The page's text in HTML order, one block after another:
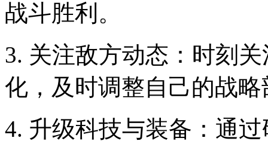
战斗胜利。
3. 关注敌方动态：时刻
化，及时调整自己的战
4. 升级科技与装备：通